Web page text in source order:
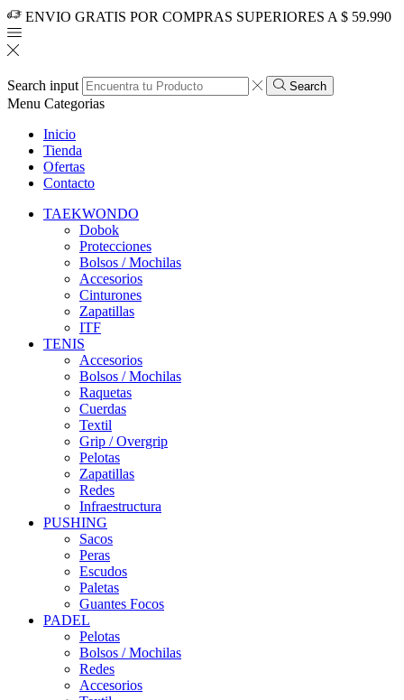
ENVIO GRATIS POR COMPRAS SUPERIORES A $ 59.990
Search input Search
Menu Categorias
Inicio
Tienda
Ofertas
Contacto
TAEKWONDO
Dobok
Protecciones
Bolsos / Mochilas
Accesorios
Cinturones
Zapatillas
ITF
TENIS
Accesorios
Bolsos / Mochilas
Raquetas
Cuerdas
Textil
Grip / Overgrip
Pelotas
Zapatillas
Redes
Infraestructura
PUSHING
Sacos
Peras
Escudos
Paletas
Guantes Focos
PADEL
Pelotas
Bolsos / Mochilas
Redes
Accesorios